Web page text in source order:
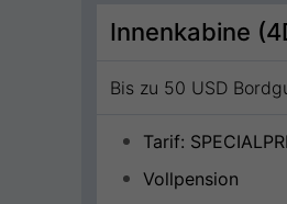
Innenkabine
Bis zu 50 USD
Tarif:
Vollpension